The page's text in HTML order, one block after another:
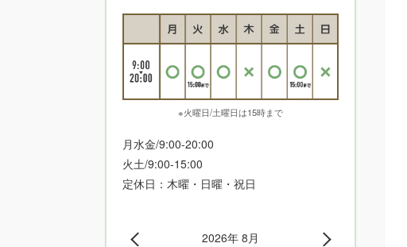
※火曜日/土曜日は15時まで
月水金/9:00-20:00
火土/9:00-15:00
定休日：木曜・日曜・祝日
2026年 8月